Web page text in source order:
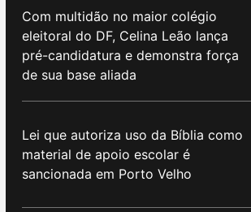
Com multidão no maior colégio
eleitoral do DF, Celina Leão lança
pré-candidatura e demonstra força
de sua base aliada
Lei que autoriza uso da Bíblia como
material de apoio escolar é
sancionada em Porto Velho